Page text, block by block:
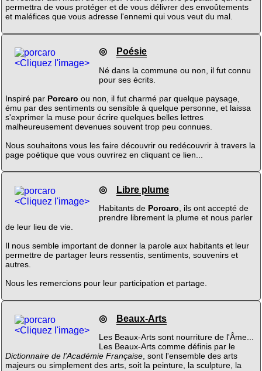
permettra de vous protéger et de vous délivrer des envoûtements
et maléfices que vous adresse l'ennemi qui vous veut du mal.
<Cliquez l'image>
◎ Poésie
Né dans la commune ou non, il fut connu
pour ses écrits.
Inspiré par Porcaro ou non, il fut charmé par quelque paysage,
ému par des sentiments ou sensible à quelque personne, et laissa
s'exprimer la muse pour écrire quelques belles lettres
malheureusement devenues souvent trop peu connues.
Nous souhaitons vous les faire découvrir ou redécouvrir à travers la
page poétique que vous ouvrirez en cliquant ce lien...
<Cliquez l'image>
◎ Libre plume
Habitants de Porcaro, ils ont accepté de
prendre librement la plume et nous parler
de leur lieu de vie.
Il nous semble important de donner la parole aux habitants et leur
permettre de partager leurs ressentis, sentiments, souvenirs et
autres.
Nous les remercions pour leur participation et partage.
<Cliquez l'image>
◎ Beaux-Arts
Les Beaux-Arts sont nourriture de l'Âme...
Les Beaux-Arts comme définis par le
Dictionnaire de l'Académie Française, sont l'ensemble des arts
majeurs ou simplement des arts, soit la peinture, la sculpture, la